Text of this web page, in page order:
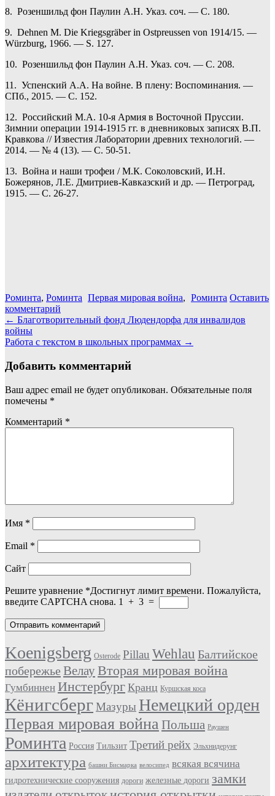
8. Розеншильд фон Паулин А.Н. Указ. соч. — С. 180.
9. Dehnen M. Die Kriegsgräber in Ostpreussen von 1914/15. —
Würzburg, 1966. — S. 127.
10. Розеншильд фон Паулин А.Н. Указ. соч. — С. 208.
11. Успенский А.А. На войне. В плену: Воспоминания. —
СПб., 2015. — С. 152.
12. Российский М.А. 10-я Армия в Восточной Пруссии.
Зимнии операции 1914-1915 гг. в дневниковых записях В.П.
Кравкова // Известия Лаборатории древних технологий. —
2014. — № 4 (13). — С. 50-51.
13. Война и наши трофеи / М.К. Соколовский, И.Н.
Божерянов, Л.Е. Дмитриев-Кавказский и др. — Петроград,
1915. — С. 26-27.
Роминта, Роминта Первая мировая война, Роминта Оставить
комментарий
Навигация
по
записям
← Благотворительный фонд Людендорфа для инвалидов
войны
Работа с текстом в школьных программах →
Добавить комментарий
Ваш адрес email не будет опубликован. Обязательные поля
помечены *
Комментарий *
Имя *
Email *
Сайт
Решите уравнение *Достигнут лимит времени. Пожалуйста,
введите CAPTCHA снова. 1 + 3 =
Koenigsberg Osterode Pillau Wehlau Балтийское
побережье ВелауВторая мировая война
Гумбиннен Инстербург Кранц Куршская коса
Кёнигсберг Мазуры Немецкий орден
Первая мировая война Польша Раушен
Роминта Россия Тильзит Третий рейх Эльхнидерунг
архитектура башни Бисмарка велосипед всякая всячина
гидротехнические сооружения дороги железные дороги замки